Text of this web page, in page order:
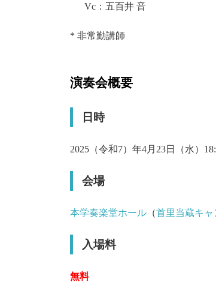
Vc：五百井 音
* 非常勤講師
演奏会概要
日時
2025（令和7）年4月23日（水）
会場
本学奏楽堂ホール （首里当蔵キャ
入場料
無料